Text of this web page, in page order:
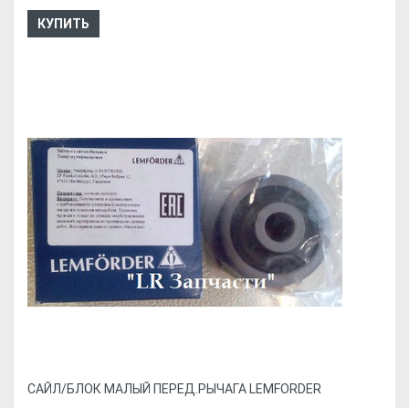
КУПИТЬ
CАЙЛ/БЛОК МАЛЫЙ ПЕРЕД.РЫЧАГА LEMFORDER